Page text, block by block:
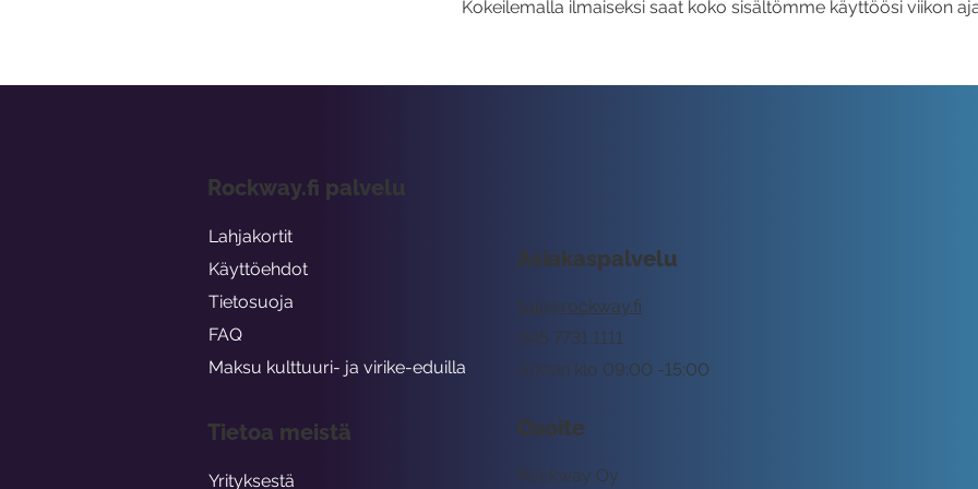
Kokeilemalla ilmaiseksi saat koko sisältömme käyttöösi viikon
Asiakaspalvelu
tuki@rockway.fi
Arkisin klo 09:00 -15:00
045 7731 1111
Osoite
Rockway Oy
Rockway.fi palvelu
Lahjakortit
Käyttöehdot
Tietosuoja
FAQ
Maksu kulttuuri- ja virike-eduilla
Tietoa meistä
Yrityksestä